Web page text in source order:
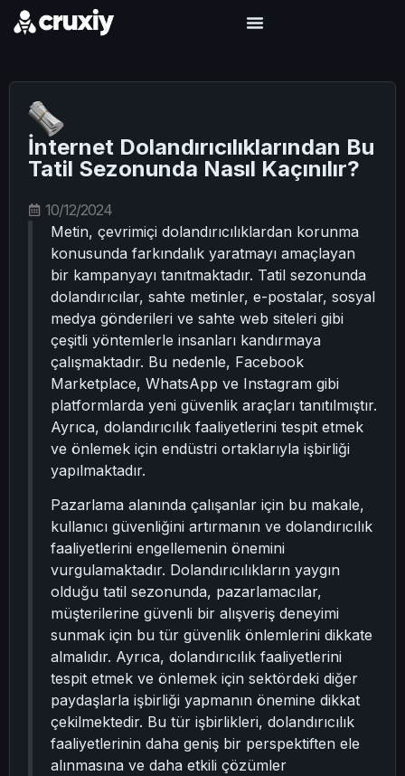
İnternet Dolandırıcılıklarından Bu
Tatil Sezonunda Nasıl Kaçınılır?
10/12/2024
Metin, çevrimiçi dolandırıcılıklardan korunma
konusunda farkındalık yaratmayı amaçlayan
bir kampanyayı tanıtmaktadır. Tatil sezonunda
dolandırıcılar, sahte metinler, e-postalar, sosyal
medya gönderileri ve sahte web siteleri gibi
çeşitli yöntemlerle insanları kandırmaya
çalışmaktadır. Bu nedenle, Facebook
Marketplace, WhatsApp ve Instagram gibi
platformlarda yeni güvenlik araçları tanıtılmıştır.
Ayrıca, dolandırıcılık faaliyetlerini tespit etmek
ve önlemek için endüstri ortaklarıyla işbirliği
yapılmaktadır.
Pazarlama alanında çalışanlar için bu makale,
kullanıcı güvenliğini artırmanın ve dolandırıcılık
faaliyetlerini engellemenin önemini
vurgulamaktadır. Dolandırıcılıkların yaygın
olduğu tatil sezonunda, pazarlamacılar,
müşterilerine güvenli bir alışveriş deneyimi
sunmak için bu tür güvenlik önlemlerini dikkate
almalıdır. Ayrıca, dolandırıcılık faaliyetlerini
tespit etmek ve önlemek için sektördeki diğer
paydaşlarla işbirliği yapmanın önemine dikkat
çekilmektedir. Bu tür işbirlikleri, dolandırıcılık
faaliyetlerinin daha geniş bir perspektiften ele
alınmasına ve daha etkili çözümler